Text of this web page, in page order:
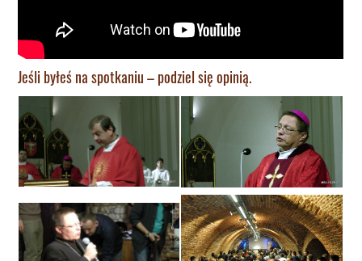
Jeśli byłeś na spotkaniu – podziel się opinią.